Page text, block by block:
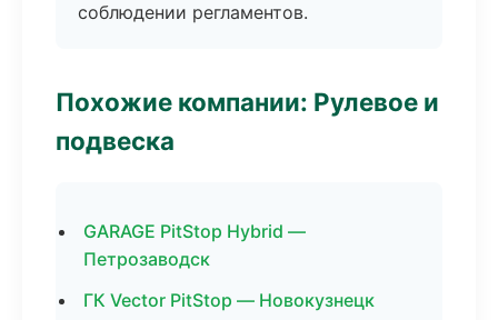
соблюдении регламентов.
Похожие компании: Рулевое и
подвеска
GARAGE PitStop Hybrid —
Петрозаводск
ГК Vector PitStop — Новокузнецк